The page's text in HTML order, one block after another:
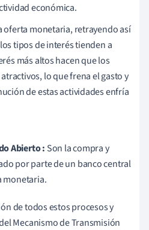
económica.
oferta monetaria, retrayendo así
tipos de interés tienden a
más altos hacen que los
lo que frena el gasto y
de estas actividades enfría
Abierto : Son la compra y
por parte de un banco central
monetaria.
de todos estos procesos y
Mecanismo de Transmisión